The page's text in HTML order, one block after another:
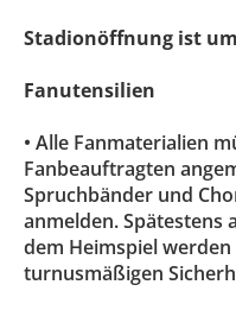
Stadionöffnung ist
Fanutensilien
• Alle Fanmaterialien
Fanbeauftragten
Spruchbänder und
anmelden. Spätestens
dem Heimspiel
turnusmäßigen